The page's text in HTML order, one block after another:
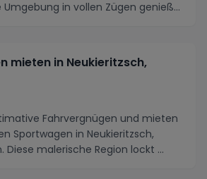
in vollen Zügen genieß...
mieten in Neukieritzsch,
Fahrvergnügen und mieten
Sportwagen in Neukieritzsch,
Diese malerische Region lockt ...